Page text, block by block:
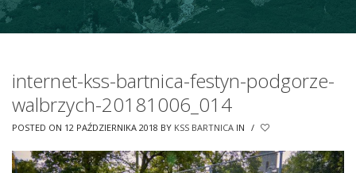
internet-kss-bartnica-festyn-podgorze-
walbrzych-20181006_014
POSTED ON 12 PAŹDZIERNIKA 2018 BY KSS BARTNICA IN /